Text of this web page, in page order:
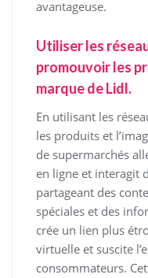
avantageuse.
Utiliser les
promouvoir les
marque de Lidl.
En utilisant les
les produits et
de supermarchés
en ligne et interagit
partageant des
spéciales et des
crée un lien plus
virtuelle et suscite
consommateurs.